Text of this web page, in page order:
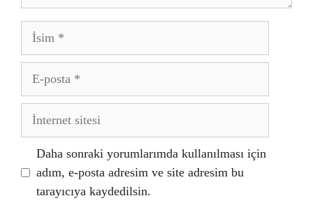
İsim
posta
İnternet
Daha sonraki yorumlarımda kullanılması için
adım, e-posta adresim ve site adresim bu
tarayıcıya kaydedilsin.